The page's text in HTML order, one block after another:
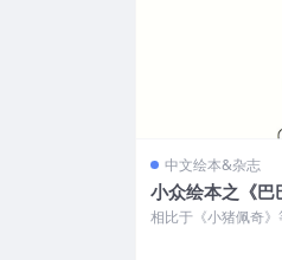
中文绘本&杂志
小众绘本之《巴
行》 （PDF）
相比于《小猪佩奇
爸》系列会小众很